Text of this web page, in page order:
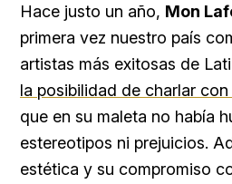
Hace justo un año, Mon
primera vez nuestro país
artistas más exitosas de
la posibilidad de charlar con
que en su maleta no había
estereotipos ni prejuicios.
estética y su compromiso